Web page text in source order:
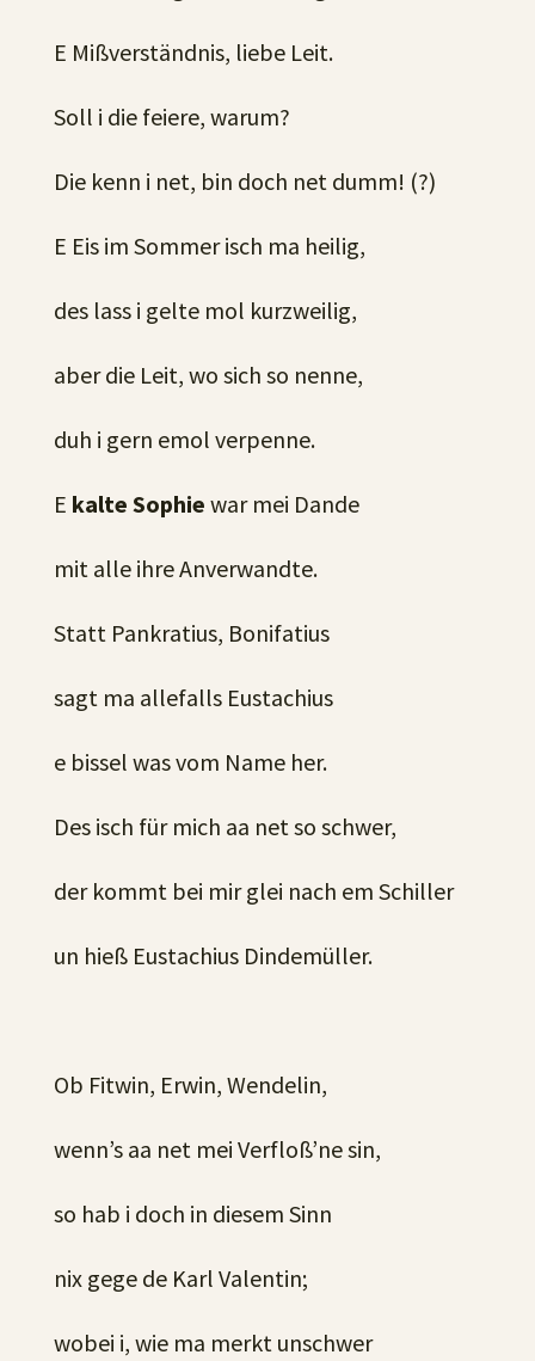
E Mißverständnis, liebe Leit.
Soll i die feiere, warum?
Die kenn i net, bin doch net dumm! (?)
E Eis im Sommer isch ma heilig,
des lass i gelte mol kurzweilig,
aber die Leit, wo sich so nenne,
duh i gern emol verpenne.
E kalte Sophie war mei Dande
mit alle ihre Anverwandte.
Statt Pankratius, Bonifatius
sagt ma allefalls Eustachius
e bissel was vom Name her.
Des isch für mich aa net so schwer,
der kommt bei mir glei nach em Schiller
un hieß Eustachius Dindemüller.
Ob Fitwin, Erwin, Wendelin,
wenn’s aa net mei Verfloß’ne sin,
so hab i doch in diesem Sinn
nix gege de Karl Valentin;
wobei i, wie ma merkt unschwer